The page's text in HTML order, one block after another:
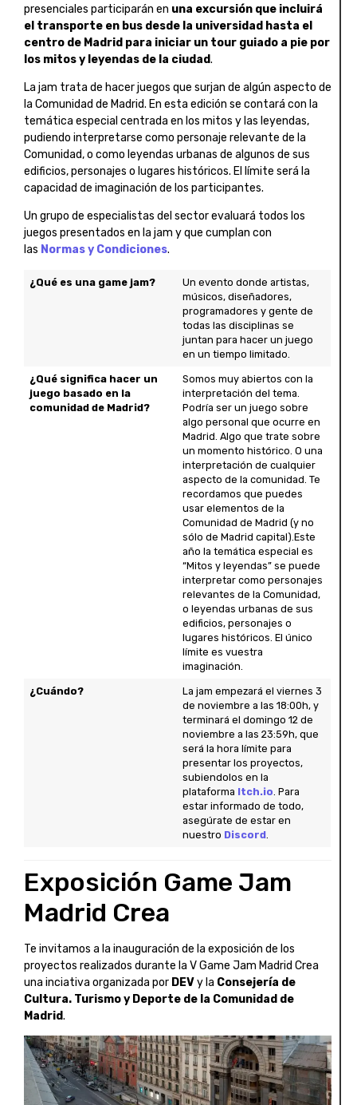
presenciales participarán en una excursión que incluirá
el transporte en bus desde la universidad hasta el
centro de Madrid para iniciar un tour guiado a pie por
los mitos y leyendas de la ciudad.
La jam trata de hacer juegos que surjan de algún aspecto de
la Comunidad de Madrid. En esta edición se contará con la
temática especial centrada en los mitos y las leyendas,
pudiendo interpretarse como personaje relevante de la
Comunidad, o como leyendas urbanas de algunos de sus
edificios, personajes o lugares históricos. El límite será la
capacidad de imaginación de los participantes.
Un grupo de especialistas del sector evaluará todos los
juegos presentados en la jam y que cumplan con
las Normas y Condiciones.
¿Qué es una game jam?
Un evento donde artistas,
músicos, diseñadores,
programadores y gente de
todas las disciplinas se
juntan para hacer un juego
en un tiempo limitado.
¿Qué significa hacer un
juego basado en la
comunidad de Madrid?
Somos muy abiertos con la
interpretación del tema.
Podría ser un juego sobre
algo personal que ocurre en
Madrid. Algo que trate sobre
un momento histórico. O una
interpretación de cualquier
aspecto de la comunidad. Te
recordamos que puedes
usar elementos de la
Comunidad de Madrid (y no
sólo de Madrid capital).Este
año la temática especial es
“Mitos y leyendas” se puede
interpretar como personajes
relevantes de la Comunidad,
o leyendas urbanas de sus
edificios, personajes o
lugares históricos. El único
límite es vuestra
imaginación.
¿Cuándo?
La jam empezará el viernes 3
de noviembre a las 18:00h, y
terminará el domingo 12 de
noviembre a las 23:59h, que
será la hora límite para
presentar los proyectos,
subiendolos en la
plataforma Itch.io . Para
estar informado de todo,
asegúrate de estar en
nuestro Discord
Exposición Game Jam
Madrid Crea
Te invitamos a la inauguración de la exposición de los
proyectos realizados durante la V Game Jam Madrid Crea
una inciativa organizada por DEVy la Consejería de
Cultura. Turismo y Deporte de la Comunidad de
Madrid.